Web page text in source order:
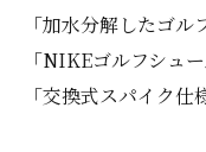
「加水分解したゴル
「NIKEゴルフシュ
「交換式スパイク仕